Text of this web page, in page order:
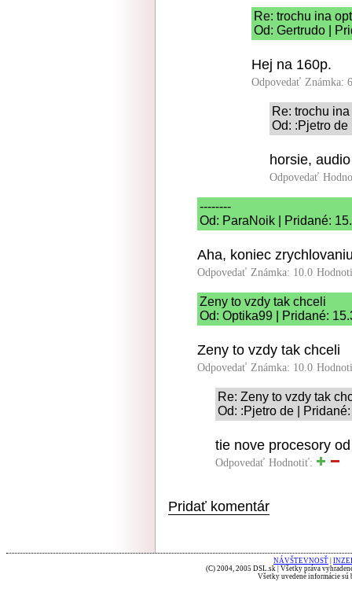
Re: trochu ina
Od: Gertrudo |
Hej na 160p.
Odpovedať Známka:
Re: trochu
Od: :Pjetro
horsie,
Odpovedať
--------
Od: ParaNoik | Pridané:
Aha, koniec
Odpovedať Známka: 10.0
Zeny to vzdy tak chceli
Od: Optika99 | Pridané:
Zeny to vzdy tak chceli
Odpovedať Známka: 10.0
Re: Zeny to vzdy tak
Od: :Pjetro de |
tie nove procesory
Odpovedať Hodnotiť:
Pridať komentár
NÁVŠTEVNOSŤ
(C) 2004, 2005 DSL.sk | Všetky práva
Všetky uvedené informácie sú